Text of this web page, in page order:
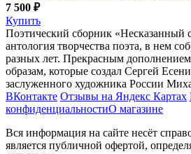
7 500 ₽
Купить
Поэтический сборник «Несказанный
антология творчества поэта, в нем
разных лет. Прекрасным
образам, которые создал Сергей
заслуженного художника России
ВКонтакте Отзывы на Яндекс Картах
конфиденциальностиО магазине
Вся информация на сайте несёт
является публичной офертой,